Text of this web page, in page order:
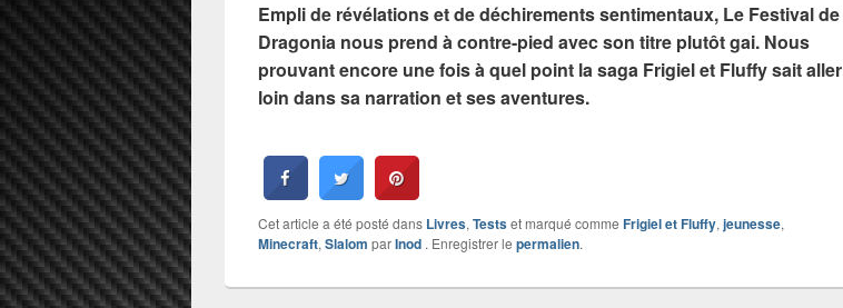
Empli de révélations et de déchirements sentimentaux, Le Festival de
Dragonia nous prend à contre-pied avec son titre plutôt gai. Nous
prouvant encore une fois à quel point la saga Frigiel et Fluffy sait aller
loin dans sa narration et ses aventures.
Cet article a été posté dans Livres, Testset marqué comme Frigiel et Fluffy, jeunesse,
Minecraft, Slalom parInod . Enregistrer le permalien.